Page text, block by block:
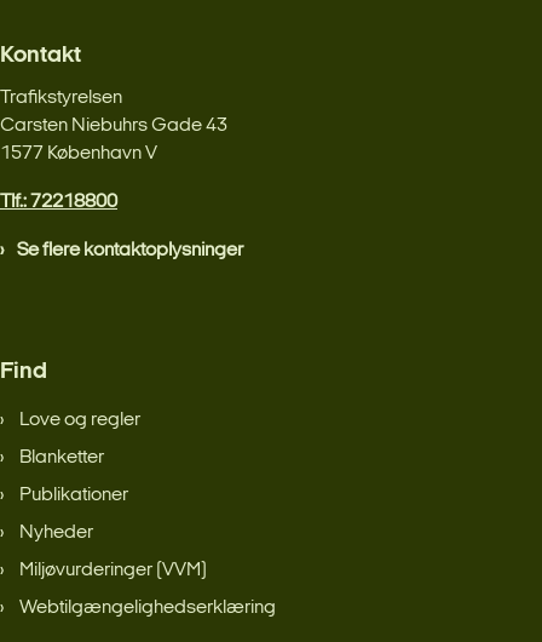
Kontakt
Trafikstyrelsen
Carsten Niebuhrs Gade 43
1577 København V
Tlf.: 72218800
Se flere kontaktoplysninger
Find
Love og regler
Blanketter
Publikationer
Nyheder
Miljøvurderinger (VVM)
Webtilgængelighedserklæring